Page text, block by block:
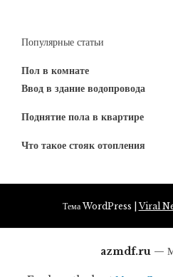
Популярные статьи
Пол в комнате
Ввод в здание водопровода
Поднятие пола в квартире
Что такое стояк отопления
Тема WordPress |Viral
azmdf.ru —